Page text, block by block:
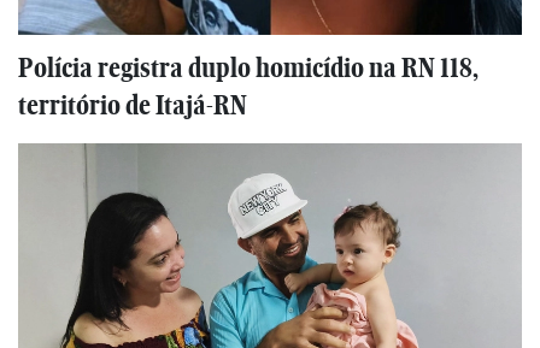
Polícia registra duplo homicídio na RN 118,
território de Itajá-RN